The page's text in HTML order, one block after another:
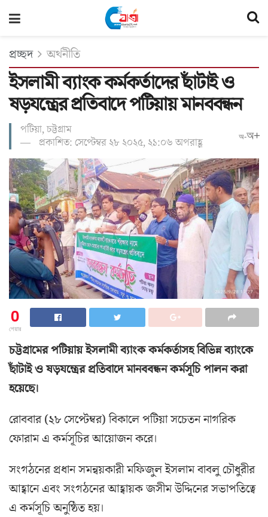
প্রচ্ছদ অর্থনীতি
ইসলামী ব্যাংক কর্মকর্তাদের ছাঁটাই ও
ষড়যন্ত্রের প্রতিবাদে পটিয়ায় মানববন্ধন
পটিয়া, চট্টগ্রাম
প্রকাশিত: সেপ্টেম্বর ২৮ ২০২৫, ২১:০৬ অপরাহ্ণ
অ-অ+
0
শেয়ার
চট্টগ্রামের পটিয়ায় ইসলামী ব্যাংক কর্মকর্তাসহ বিভিন্ন ব্যাংকে
ছাঁটাই ও ষড়যন্ত্রের প্রতিবাদে মানববন্ধন কর্মসূচি পালন করা
হয়েছে।
রোববার (২৮ সেপ্টেম্বর) বিকালে পটিয়া সচেতন নাগরিক
ফোরাম এ কর্মসূচির আয়োজন করে।
সংগঠনের প্রধান সমন্বয়কারী মফিজুল ইসলাম বাবলু চৌধুরীর
আহ্বানে এবং সংগঠনের আহ্বায়ক জসীম উদ্দিনের সভাপতিত্বে
এ কর্মসূচি অনুষ্ঠিত হয়।